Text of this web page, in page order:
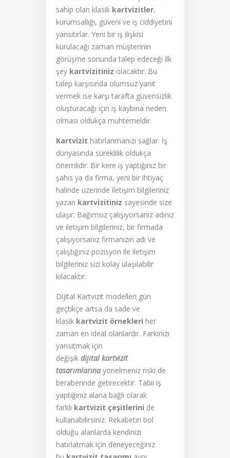
sahip olan klasik kartvizitler,
kurumsallığı, güveni ve iş ciddiyetini
yansıtırlar. Yeni bir iş ilişkisi
kurulacağı zaman müşterinin
görüşme sonunda talep edeceği ilk
şey kartvizitiniz olacaktır. Bu
talep karşısında olumsuz yanıt
vermek ise karşı tarafta güvensizlik
oluşturacağı için iş kaybına neden
olması oldukça muhtemeldir.
Kartvizit hatırlanmanızı sağlar. İş
dünyasında süreklilik oldukça
önemlidir. Bir kere iş yaptığınız bir
şahıs ya da firma, yeni bir ihtiyaç
halinde üzerinde iletişim bilgileriniz
yazan kartvizitiniz sayesinde size
ulaşır. Bağımsız çalışıyorsanız adınız
ve iletişim bilgileriniz, bir firmada
çalışıyorsanız firmanızın adı ve
çalıştığınız pozisyon ile iletişim
bilgileriniz sizi kolay ulaşılabilir
kılacaktır.
Dijital Kartvizit modelleri gün
geçtikçe artsa da sade ve
klasik kartvizit örnekleri her
zaman en ideal olanlardır. Farkınızı
yansıtmak için
değişik dijital kartvizit
tasarımlarına yönelmeniz riski de
beraberinde getirecektir. Tabii iş
yaptığınız alana bağlı olarak
farklı kartvizit çeşitlerini de
kullanabilirsiniz. Rekabetin bol
olduğu alanlarda kendinizi
hatırlatmak için deneyeceğiniz